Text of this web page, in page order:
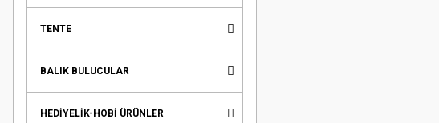
TENTE
BALIK BULUCULAR
HEDİYELİK-HOBİ ÜRÜNLER